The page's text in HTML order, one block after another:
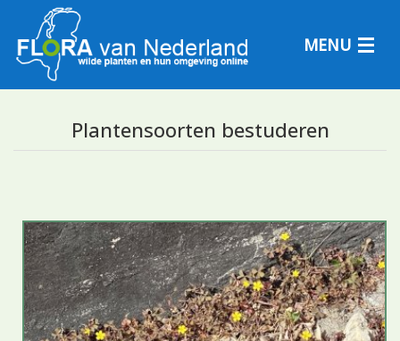
MENU
Determineren
Plantensoorten bestuderen